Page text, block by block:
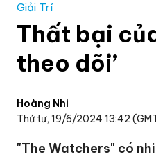
Giải Trí
Thất bại
theo dõi’
Hoàng Nhi
Thứ tư, 19/6/2024 13:42
"The Watchers" có